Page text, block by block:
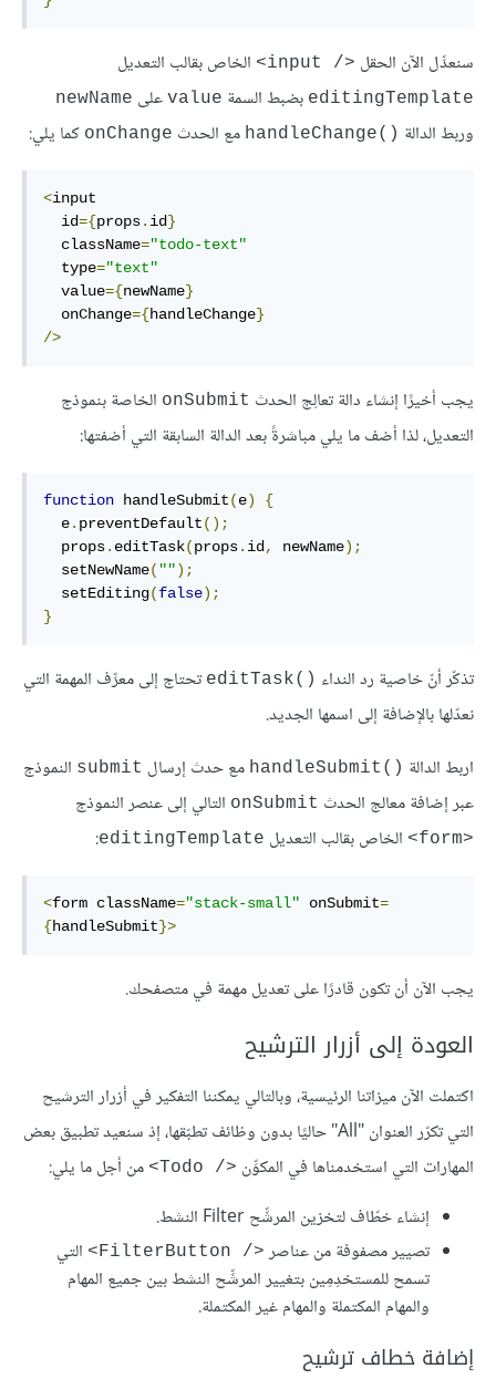
سنعدِّل الآن الحقل <input /‎> الخاص بقالب التعديل
editingTemplate بضبط السمة value على newName
وربط الدالة handleChange()‎ مع الحدث onChange كما يلي:
<input
  id
={props. id}
  className
="todo-text"
  type
="text"
  value
={newName}
  onChange
={handleChange}
/>
يجب أخيرًا إنشاء دالة تعالِج الحدث onSubmit الخاصة بنموذج
التعديل، لذا أضف ما يلي مباشرةً بعد الدالة السابقة التي أضفتها:
function handleSubmit(e)
{
  e
. preventDefault();
  props
. editTask(props. id , newName);
  setNewName
( "");
  setEditing
(false);
}
تذكّر أنّ خاصية رد النداء editTask()‎ تحتاج إلى معرِّف المهمة التي
نعدّلها بالإضافة إلى اسمها الجديد.
اربط الدالة handleSubmit()‎ مع حدث إرسال submit النموذج
عبر إضافة معالج الحدث onSubmit التالي إلى عنصر النموذج
<form> الخاص بقالب التعديل editingTemplate
:
<form className="stack-small" onSubmit=
{handleSubmit}>
يجب الآن أن تكون قادرًا على تعديل مهمة في متصفحك.
العودة إلى أزرار الترشيح
اكتملت الآن ميزاتنا الرئيسية، وبالتالي يمكننا التفكير في أزرار الترشيح
التي تكرّر العنوان "All" حاليًا بدون وظائف تطبّقها، إذ سنعيد تطبيق بعض
المهارات التي استخدمناها في المكوِّن <Todo /‎>
من أجل ما يلي:
إنشاء خطّاف لتخزين المرشِّح Filter النشط.
تصيير مصفوفة من عناصر <FilterButton /‎>
التي
تسمح للمستخدِمِين بتغيير المرشِّح النشط بين جميع المهام
والمهام المكتملة والمهام غير المكتملة.
إضافة خطاف ترشيح